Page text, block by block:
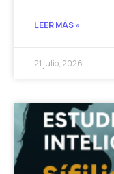
LEER MÁS »
21 julio, 2026